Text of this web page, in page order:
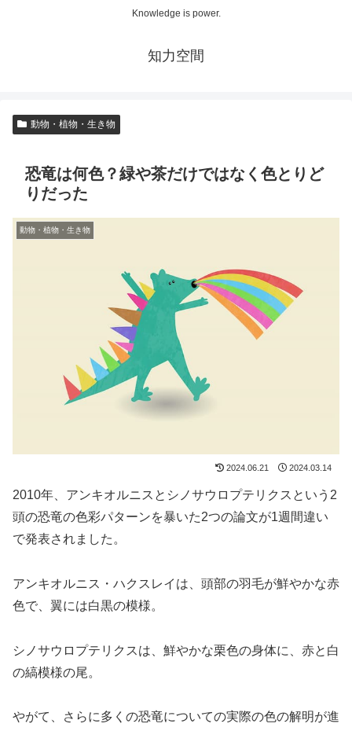
Knowledge is power.
知力空間
動物・植物・生き物
恐竜は何色？緑や茶だけではなく色とりど
りだった
動物・植物・生き物
2024.06.21 2024.03.14
2010年、アンキオルニスとシノサウロプテリクスという2
頭の恐竜の色彩パターンを暴いた2つの論文が1週間違い
で発表されました。
アンキオルニス・ハクスレイは、頭部の羽毛が鮮やかな赤
色で、翼には白黒の模様。
シノサウロプテリクスは、鮮やかな栗色の身体に、赤と白
の縞模様の尾。
やがて、さらに多くの恐竜についての実際の色の解明が進